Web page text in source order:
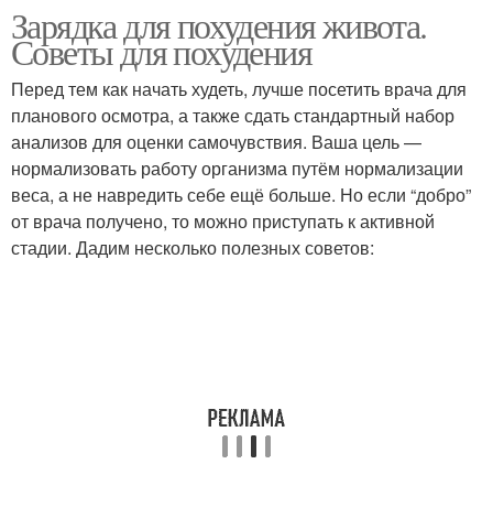
Зарядка для похудения живота.
Советы для похудения
Перед тем как начать худеть, лучше посетить врача для
планового осмотра, а также сдать стандартный набор
анализов для оценки самочувствия. Ваша цель —
нормализовать работу организма путём нормализации
веса, а не навредить себе ещё больше. Но если “добро”
от врача получено, то можно приступать к активной
стадии. Дадим несколько полезных советов: